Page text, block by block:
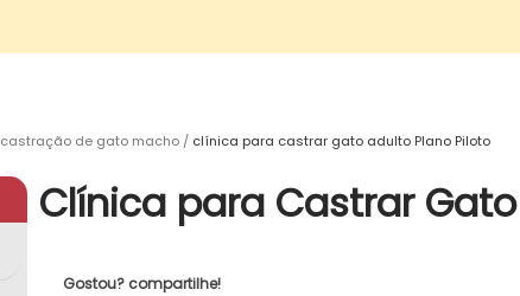
castração de gato macho clínica para castrar gato adulto Plano Piloto
Clínica para Castrar
Gostou? compartilhe!